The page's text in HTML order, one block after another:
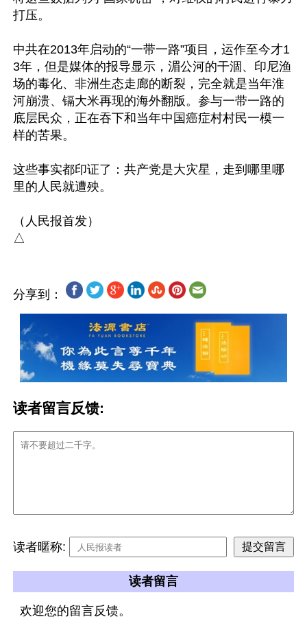
打压。
中共在2013年启动的“一带一路”项目，运作至今才1
3年，但是媒体的报导显示，湄公河的干涸、印尼渔
场的毒化、非洲生态走廊的断裂，完全就是当年淮
河崩溃、镉大米再现的海外翻版。参与一带一路的
底层民众，正在吞下和当年中国癌症村村民一模一
样的苦果。
这些事实都印证了：共产党是大灾星，走到哪里哪
里的人民就遭殃。
（人民报首发）
分享到：
读者留言反馈:
读者暱称:
读者留言
欢迎您的留言反馈。